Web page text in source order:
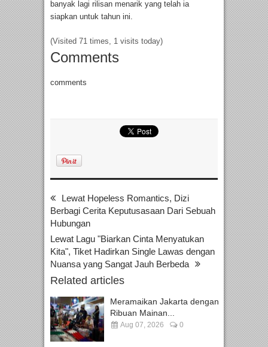
banyak lagi rilisan menarik yang telah ia
siapkan untuk tahun ini.
(Visited 71 times, 1 visits today)
Comments
comments
Lewat Hopeless Romantics, Dizi
Berbagi Cerita Keputusasaan Dari Sebuah
Hubungan
Lewat Lagu "Biarkan Cinta Menyatukan
Kita", Tiket Hadirkan Single Lawas dengan
Nuansa yang Sangat Jauh Berbeda
Related articles
Meramaikan Jakarta dengan
Ribuan Mainan...
Aug 07, 2026 0